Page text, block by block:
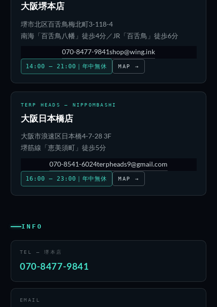
大阪堺本店
堺市北区百舌鳥梅北町3-118-4
南海「百舌鳥八幡」徒歩4分／JR「百舌鳥」徒歩6分
070-8477-9841shop@wing.ink
14:00 – 21:00｜年中無休 MAP →
TERP HEADS — NIPPOMBASHI
大阪日本橋店
大阪市浪速区日本橋4-7-28 3F
堺筋線「恵美須町」徒歩5分
070-8541-6024terpheads9@gmail.com
16:00 – 23:00｜年中無休 MAP →
INFO
TEL — 堺本店
070-8477-9841
EMAIL